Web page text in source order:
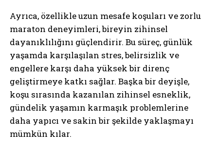
Ayrıca, özellikle uzun mesafe koşuları ve zorlu
maraton deneyimleri, bireyin zihinsel
dayanıklılığını güçlendirir. Bu süreç, günlük
yaşamda karşılaşılan stres, belirsizlik ve
engellere karşı daha yüksek bir direnç
geliştirmeye katkı sağlar. Başka bir deyişle,
koşu sırasında kazanılan zihinsel esneklik,
gündelik yaşamın karmaşık problemlerine
daha yapıcı ve sakin bir şekilde yaklaşmayı
mümkün kılar.